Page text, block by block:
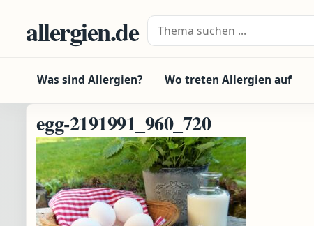
allergien.de Suche nach:
Was sind Allergien? Wo treten Allergien auf
egg-2191991_960_720